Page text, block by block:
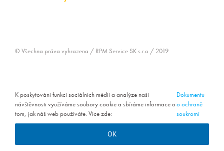
© Všechna práva vyhrazena / RPM Service SK s.r.o / 2019
K poskytování funkcí sociálních médií a analýze naší
návštěvnosti využíváme soubory cookie a sbíráme informace o
tom, jak náš web používáte. Více zde:
Dokumentu
o ochraně
soukromí
OK